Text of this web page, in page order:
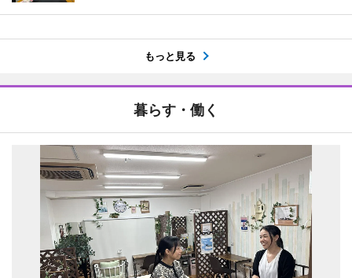
もっと見る
暮らす・働く